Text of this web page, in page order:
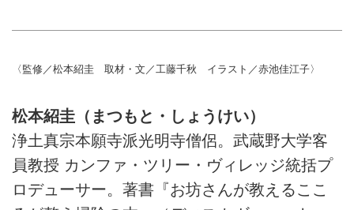
〈監修／松本紹圭 取材・文／工藤千秋 イラスト／赤池佳江子〉
松本紹圭（まつもと・しょうけい）
浄土真宗本願寺派光明寺僧侶。武蔵野大学客
員教授 カンファ・ツリー・ヴィレッジ統括プ
ロデューサー。著書『お坊さんが教えるここ